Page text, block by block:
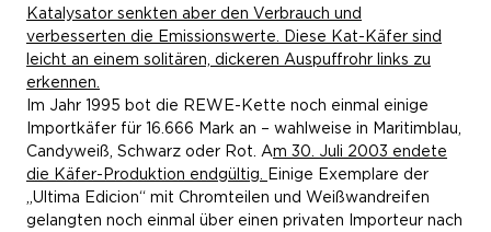
Katalysator senkten aber den Verbrauch und
verbesserten die Emissionswerte. Diese Kat-Käfer sind
leicht an einem solitären, dickeren Auspuffrohr links zu
erkennen.
Im Jahr 1995 bot die REWE-Kette noch einmal einige
Importkäfer für 16.666 Mark an – wahlweise in Maritimblau,
Candyweiß, Schwarz oder Rot. Am 30. Juli 2003 endete
die Käfer-Produktion endgültig.
Einige Exemplare der
„Ultima Edicion“ mit Chromteilen und Weißwandreifen
gelangten noch einmal über einen privaten Importeur nach